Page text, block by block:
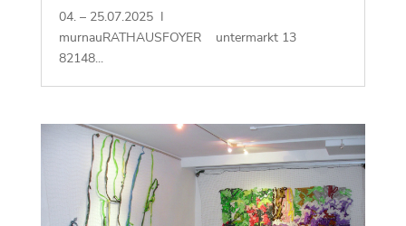
04. – 25.07.2025 I
murnauRATHAUSFOYER untermarkt 13
82148...